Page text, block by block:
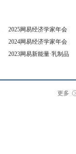
2025网易经济学家年会
2024网易经济学家年会
2023网易新能量·乳制品
更多